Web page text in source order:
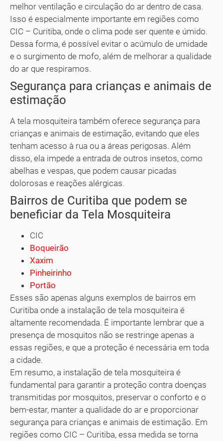
melhor ventilação e circulação do ar dentro de casa.
Isso é especialmente importante em regiões como
CIC – Curitiba, onde o clima pode ser quente e úmido.
Dessa forma, é possível evitar o acúmulo de umidade
e o surgimento de mofo, além de melhorar a qualidade
do ar que respiramos.
Segurança para crianças e animais de
estimação
A tela mosquiteira também oferece segurança para
crianças e animais de estimação, evitando que eles
tenham acesso à rua ou a áreas perigosas. Além
disso, ela impede a entrada de outros insetos, como
abelhas e vespas, que podem causar picadas
dolorosas e reações alérgicas.
Bairros de Curitiba que podem se
beneficiar da Tela Mosquiteira
CIC
Boqueirão
Xaxim
Pinheirinho
Portão
Esses são apenas alguns exemplos de bairros em
Curitiba onde a instalação de tela mosquiteira é
altamente recomendada. É importante lembrar que a
presença de mosquitos não se restringe apenas a
essas regiões, e que a proteção é necessária em toda
a cidade.
Em resumo, a instalação de tela mosquiteira é
fundamental para garantir a proteção contra doenças
transmitidas por mosquitos, preservar o conforto e o
bem-estar, manter a qualidade do ar e proporcionar
segurança para crianças e animais de estimação. Em
regiões como CIC – Curitiba, essa medida se torna